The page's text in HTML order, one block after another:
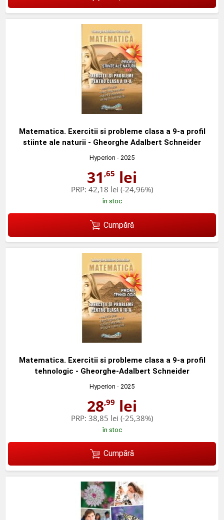
Matematica. Exercitii si probleme clasa a 9-a profil
stiinte ale naturii - Gheorghe Adalbert Schneider
Hyperion - 2025
31 ,65 lei
PRP: 42,18 lei (-24,96%)
în stoc
Cumpără
Matematica. Exercitii si probleme clasa a 9-a profil
tehnologic - Gheorghe-Adalbert Schneider
Hyperion - 2025
28,99 lei
PRP: 38,85 lei (-25,38%)
în stoc
Cumpără